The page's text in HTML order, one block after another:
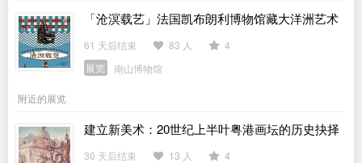
「沧溟载艺」法国凯布朗利博物馆藏大洋洲艺术
展
61 天后结束 83 人
4
展览
南山博物馆
附近的展览
建立新美术：20世纪上半叶粤港画坛的历史抉择
30 天后结束 13 人
4